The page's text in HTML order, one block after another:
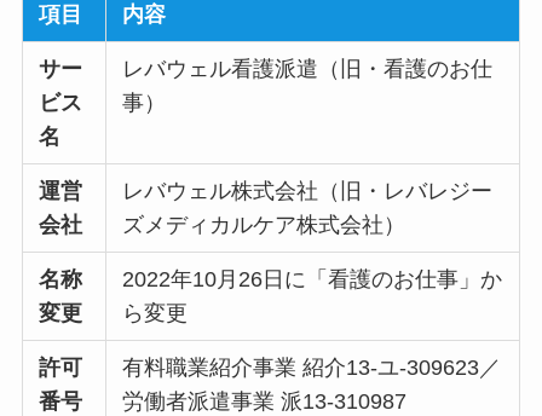
項目 内容
サー
ビス
名
レバウェル看護派遣（旧・看護のお仕
事）
運営
会社
レバウェル株式会社（旧・レバレジー
ズメディカルケア株式会社）
名称
変更
2022年10月26日に「看護のお仕事」か
ら変更
許可
番号
有料職業紹介事業 紹介13-ユ-309623／
労働者派遣事業 派13-310987